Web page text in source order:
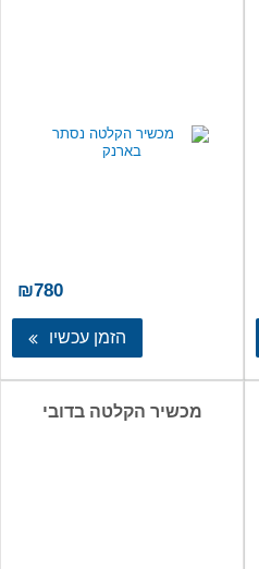
₪780
הזמן עכשיו
מכשיר הקלטה בדובי